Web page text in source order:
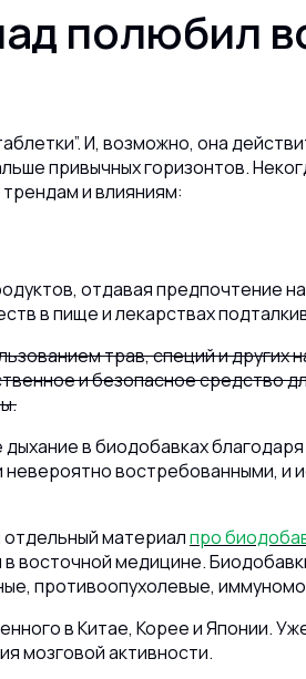
полюбил
И, возможно, она
привычных горизонтов.
и влияниям:
отдавая предпочтение
в пище и лекарствах
трав, специй и других
и безопасное средство
в биодобавках
востребованными, и
материалпро
медицине.
противоопухолевые,
в Китае, Корее и Японии.
мозговой активности.